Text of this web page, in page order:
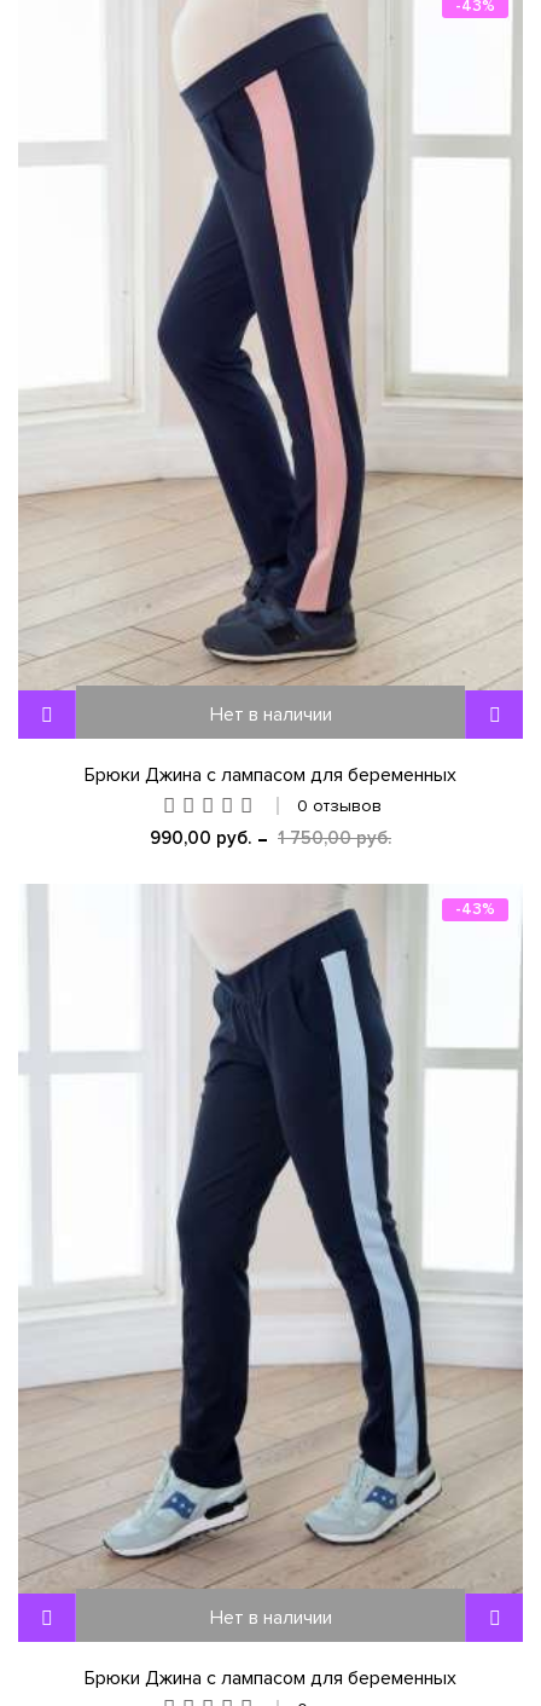
-43%
Нет в наличии
Брюки Джина с лампасом для беременных
0 отзывов
990,00 руб. 1 750,00 руб.
-43%
Нет в наличии
Брюки Джина с лампасом для беременных